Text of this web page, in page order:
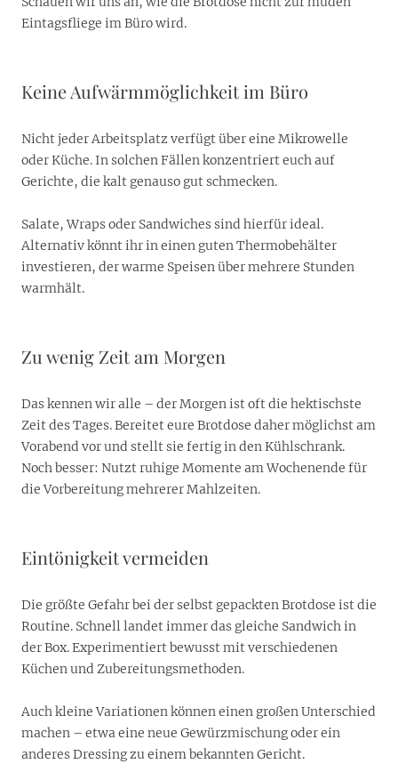
Eintagsfliege im Büro wird.
Keine Aufwärmmöglichkeit im Büro
Nicht jeder Arbeitsplatz verfügt über eine Mikrowelle
oder Küche. In solchen Fällen konzentriert euch auf
Gerichte, die kalt genauso gut schmecken.
Salate, Wraps oder Sandwiches sind hierfür ideal.
Alternativ könnt ihr in einen guten Thermobehälter
investieren, der warme Speisen über mehrere Stunden
warmhält.
Zu wenig Zeit am Morgen
Das kennen wir alle – der Morgen ist oft die hektischste
Zeit des Tages. Bereitet eure Brotdose daher möglichst am
Vorabend vor und stellt sie fertig in den Kühlschrank.
Noch besser: Nutzt ruhige Momente am Wochenende für
die Vorbereitung mehrerer Mahlzeiten.
Eintönigkeit vermeiden
Die größte Gefahr bei der selbst gepackten Brotdose ist die
Routine. Schnell landet immer das gleiche Sandwich in
der Box. Experimentiert bewusst mit verschiedenen
Küchen und Zubereitungsmethoden.
Auch kleine Variationen können einen großen Unterschied
machen – etwa eine neue Gewürzmischung oder ein
anderes Dressing zu einem bekannten Gericht.